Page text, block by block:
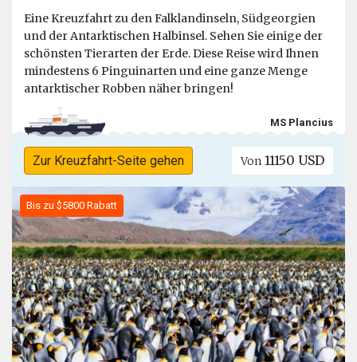
Eine Kreuzfahrt zu den Falklandinseln, Südgeorgien
und der Antarktischen Halbinsel. Sehen Sie einige der
schönsten Tierarten der Erde. Diese Reise wird Ihnen
mindestens 6 Pinguinarten und eine ganze Menge
antarktischer Robben näher bringen!
MS Plancius
Zur Kreuzfahrt-Seite gehen Von 11150 USD
Bis zu $5800 Rabatt